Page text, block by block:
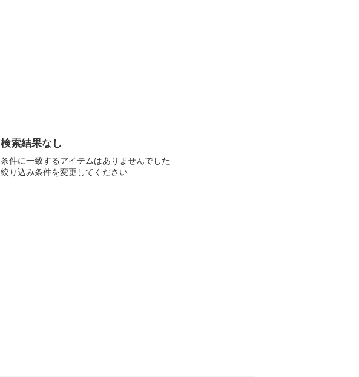
検索結果なし
条件に一致するアイテムはありませんでした
絞り込み条件を変更してください